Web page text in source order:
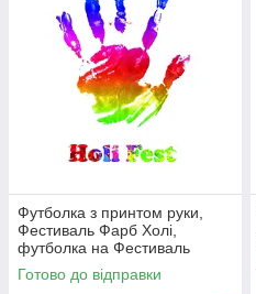
Футболка з принтом руки,
Фестиваль Фарб Холі,
футболка на Фестиваль
Фарб, Рекомендується на
Holi Fest!
Готово до відправки